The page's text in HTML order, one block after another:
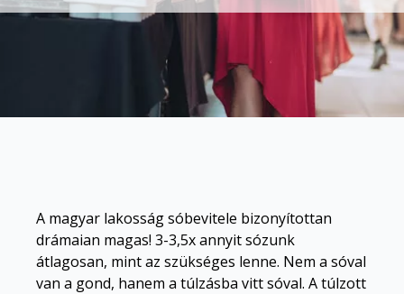
A magyar lakosság sóbevitele bizonyítottan
drámaian magas! 3-3,5x annyit sózunk
átlagosan, mint az szükséges lenne. Nem a sóval
van a gond, hanem a túlzásba vitt sóval. A túlzott